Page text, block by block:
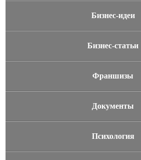
Бизнес-идеи
Бизнес-статьи
Франшизы
Документы
Психология